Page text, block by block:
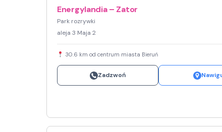
Energylandia – Zator
Park rozrywki
aleja 3 Maja 2
30.6 km od centrum miasta Bieruń
Zadzwoń